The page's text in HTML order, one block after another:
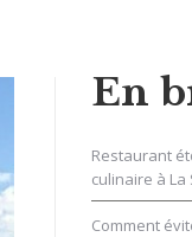
En
Restaurant
culinaire à La
Comment